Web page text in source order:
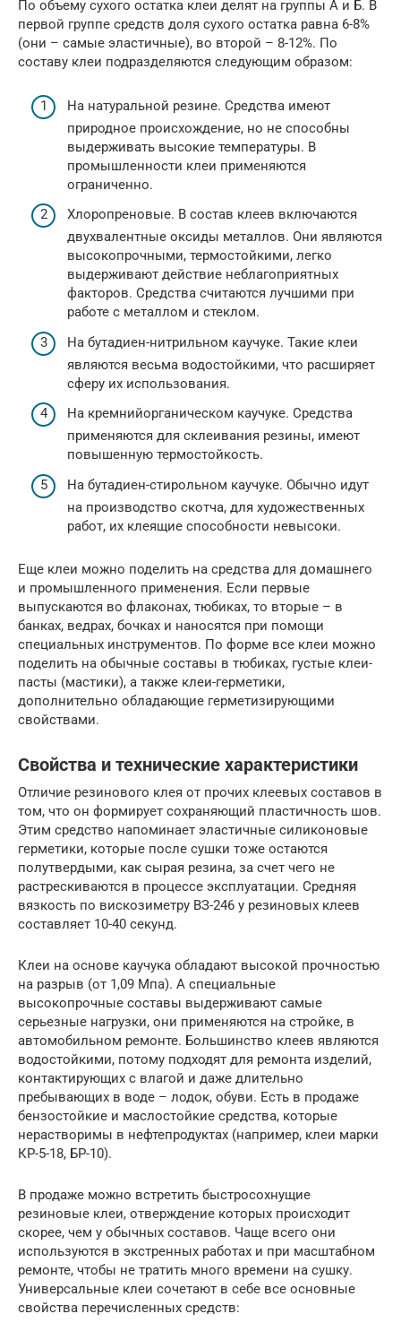
По объему сухого остатка клеи делят на группы А и Б. В
первой группе средств доля сухого остатка равна 6-8%
(они – самые эластичные), во второй – 8-12%. По
составу клеи подразделяются следующим образом:
На натуральной резине. Средства имеют
природное происхождение, но не способны
выдерживать высокие температуры. В
промышленности клеи применяются
ограниченно.
Хлоропреновые. В состав клеев включаются
двухвалентные оксиды металлов. Они являются
высокопрочными, термостойкими, легко
выдерживают действие неблагоприятных
факторов. Средства считаются лучшими при
работе с металлом и стеклом.
На бутадиен-нитрильном каучуке. Такие клеи
являются весьма водостойкими, что расширяет
сферу их использования.
На кремнийорганическом каучуке. Средства
применяются для склеивания резины, имеют
повышенную термостойкость.
На бутадиен-стирольном каучуке. Обычно идут
на производство скотча, для художественных
работ, их клеящие способности невысоки.
Еще клеи можно поделить на средства для домашнего
и промышленного применения. Если первые
выпускаются во флаконах, тюбиках, то вторые – в
банках, ведрах, бочках и наносятся при помощи
специальных инструментов. По форме все клеи можно
поделить на обычные составы в тюбиках, густые клеи-
пасты (мастики), а также клеи-герметики,
дополнительно обладающие герметизирующими
свойствами.
Свойства и технические характеристики
Отличие резинового клея от прочих клеевых составов в
том, что он формирует сохраняющий пластичность шов.
Этим средство напоминает эластичные силиконовые
герметики, которые после сушки тоже остаются
полутвердыми, как сырая резина, за счет чего не
растрескиваются в процессе эксплуатации. Средняя
вязкость по вискозиметру ВЗ-246 у резиновых клеев
составляет 10-40 секунд.
Клеи на основе каучука обладают высокой прочностью
на разрыв (от 1,09 Мпа). А специальные
высокопрочные составы выдерживают самые
серьезные нагрузки, они применяются на стройке, в
автомобильном ремонте. Большинство клеев являются
водостойкими, потому подходят для ремонта изделий,
контактирующих с влагой и даже длительно
пребывающих в воде – лодок, обуви. Есть в продаже
бензостойкие и маслостойкие средства, которые
нерастворимы в нефтепродуктах (например, клеи марки
КР-5-18, БР-10).
В продаже можно встретить быстросохнущие
резиновые клеи, отверждение которых происходит
скорее, чем у обычных составов. Чаще всего они
используются в экстренных работах и при масштабном
ремонте, чтобы не тратить много времени на сушку.
Универсальные клеи сочетают в себе все основные
свойства перечисленных средств: